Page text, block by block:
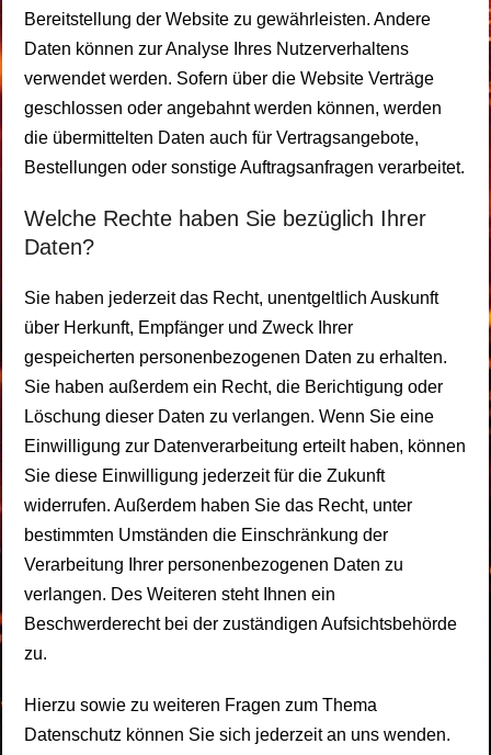
Bereitstellung der Website zu gewährleisten. Andere
Daten können zur Analyse Ihres Nutzerverhaltens
verwendet werden. Sofern über die Website Verträge
geschlossen oder angebahnt werden können, werden
die übermittelten Daten auch für Vertragsangebote,
Bestellungen oder sonstige Auftragsanfragen verarbeitet.
Welche Rechte haben Sie bezüglich Ihrer
Daten?
Sie haben jederzeit das Recht, unentgeltlich Auskunft
über Herkunft, Empfänger und Zweck Ihrer
gespeicherten personenbezogenen Daten zu erhalten.
Sie haben außerdem ein Recht, die Berichtigung oder
Löschung dieser Daten zu verlangen. Wenn Sie eine
Einwilligung zur Datenverarbeitung erteilt haben, können
Sie diese Einwilligung jederzeit für die Zukunft
widerrufen. Außerdem haben Sie das Recht, unter
bestimmten Umständen die Einschränkung der
Verarbeitung Ihrer personenbezogenen Daten zu
verlangen. Des Weiteren steht Ihnen ein
Beschwerderecht bei der zuständigen Aufsichtsbehörde
zu.
Hierzu sowie zu weiteren Fragen zum Thema
Datenschutz können Sie sich jederzeit an uns wenden.